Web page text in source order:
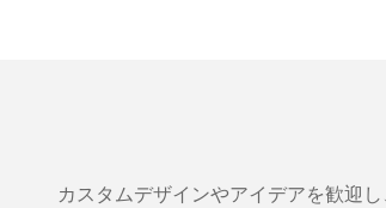
カスタムデザインやアイデアを歓迎